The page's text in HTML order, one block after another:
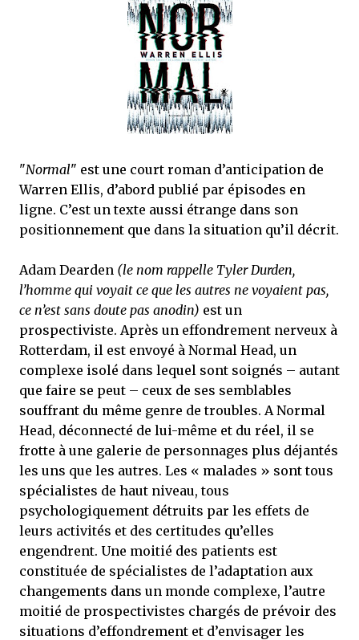
que Thomas connaissait et appréciait Olivier. Marlowe découvre une ville qu’il
ne connaissait pas, habitée par la méfiance, la peur et le rigorisme de la Ligue,
une ville pleine de mystères et de vieilles rancœurs. La Dame d...
"Normal" est une court roman d’anticipation de
Warren Ellis, d’abord publié par épisodes en
ligne. C’est un texte aussi étrange dans son
positionnement que dans la situation qu’il décrit.
Adam Dearden (le nom rappelle Tyler Durden,
l’homme qui voyait ce que les autres ne voyaient pas,
ce n’est sans doute pas anodin) est un
prospectiviste. Après un effondrement nerveux à
Rotterdam, il est envoyé à Normal Head, un
complexe isolé dans lequel sont soignés – autant
que faire se peut – ceux de ses semblables
souffrant du même genre de troubles. A Normal
Head, déconnecté de lui-même et du réel, il se
frotte à une galerie de personnages plus déjantés
les uns que les autres. Les « malades » sont tous
spécialistes de haut niveau, tous
psychologiquement détruits par les effets de
leurs activités et des certitudes qu’elles
engendrent. Une moitié des patients est
constituée de spécialistes de l’adaptation aux
changements dans un monde complexe, l’autre
moitié de prospectivistes chargés de prévoir des
situations d’effondrement et d’envisager les